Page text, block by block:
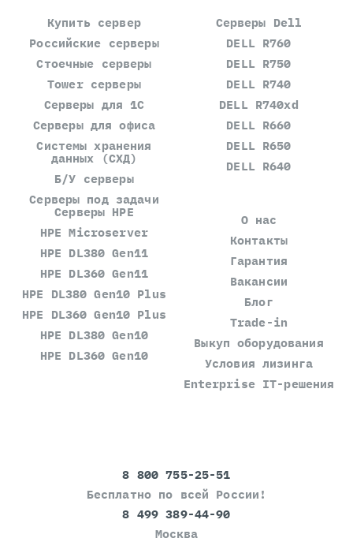
Купить сервер
Российские серверы
Стоечные серверы
Tower серверы
Серверы для 1С
Серверы для офиса
Системы хранения
данных (СХД)
Б/У серверы
Серверы под задачи
Серверы Dell
DELL R760
DELL R750
DELL R740
DELL R740xd
DELL R660
DELL R650
DELL R640
Серверы HPE
HPE Microserver
HPE DL380 Gen11
HPE DL360 Gen11
HPE DL380 Gen10 Plus
HPE DL360 Gen10 Plus
HPE DL380 Gen10
HPE DL360 Gen10
О нас
Контакты
Гарантия
Вакансии
Блог
Trade-in
Выкуп оборудования
Условия лизинга
Enterprise IT-решения
8 800 755-25-51
Бесплатно по всей России!
8 499 389-44-90
Москва